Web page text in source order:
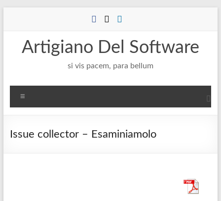
Artigiano Del Software
si vis pacem, para bellum
Issue collector – Esaminiamolo